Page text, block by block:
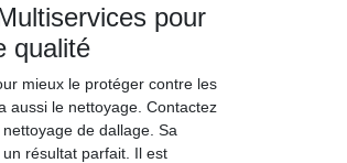
pour
qualité
mieux le protéger contre les
aussi le nettoyage. Contactez
de dallage. Sa
résultat parfait. Il est